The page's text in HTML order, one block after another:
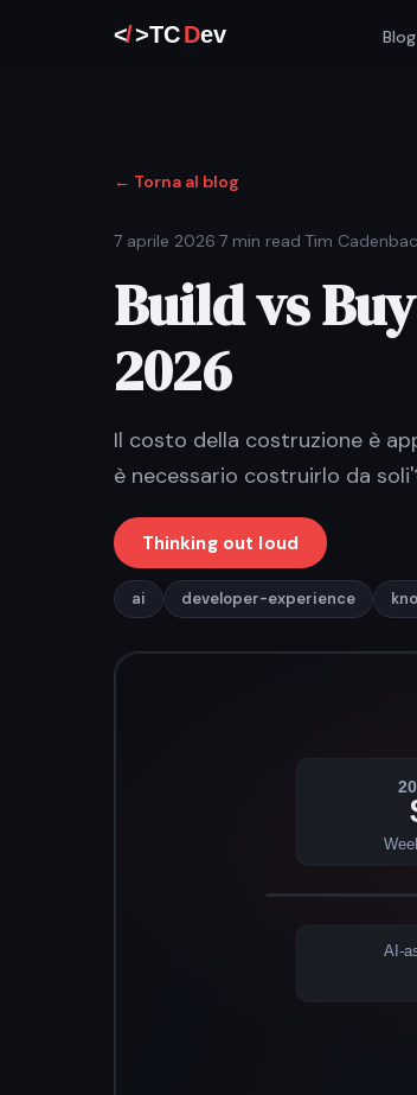
Blog
← Torna al blog
7 aprile 2026·7 min read·Tim
Build vs
2026
Il costo della costruzione è
è necessario costruirlo da
Thinking out loud
ai developer-experience